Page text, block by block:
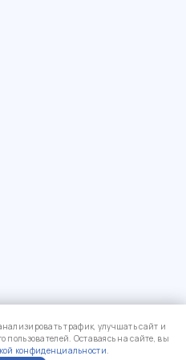
трафик, улучшать сайт и
пользователей. Оставаясь на сайте, вы
конфиденциальности.